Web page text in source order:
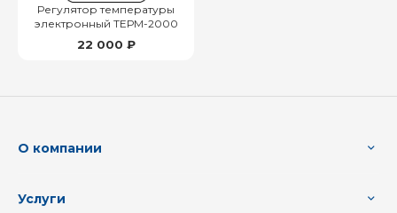
Регулятор температуры
электронный ТЕРМ-2000
22 000 ₽
О компании
Услуги